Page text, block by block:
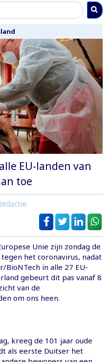
EU-landen van
toe
Unie zijn zondag de
het coronavirus, nadat
BioNTech in alle 27 EU-
gebeurt dit pas vanaf 8
van de
om ons heen.
kreeg de 101 jaar oude
als eerste Duitser het